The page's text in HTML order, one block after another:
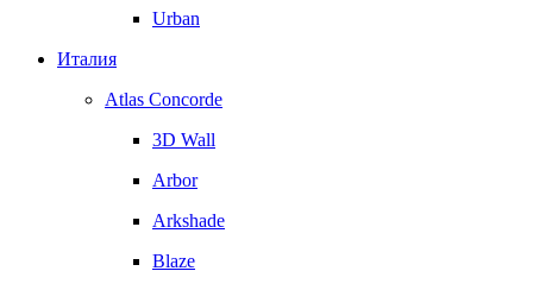
Urban
Италия
Atlas Concorde
3D Wall
Arbor
Arkshade
Blaze